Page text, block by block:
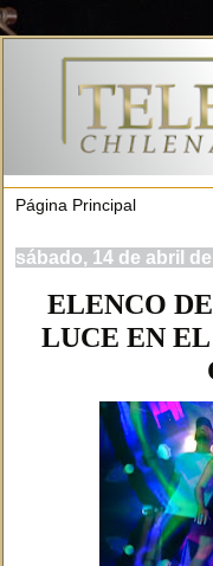
sábado, 14 de abril
ELENCO
LUCE EN